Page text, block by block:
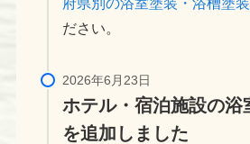
ださい。
ホテル・宿泊施設の浴
を追加しました